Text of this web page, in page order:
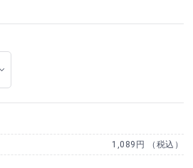
1,089円 （税込）